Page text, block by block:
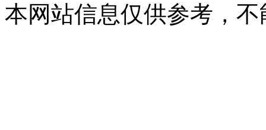
本网站信息仅供参考，